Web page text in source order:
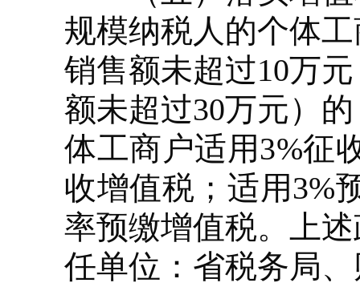
规模纳税人的个体
销售额未超过10万
额未超过30万元）
体工商户适用3%征
收增值税；适用3%
率预缴增值税。上
任单位：省税务局